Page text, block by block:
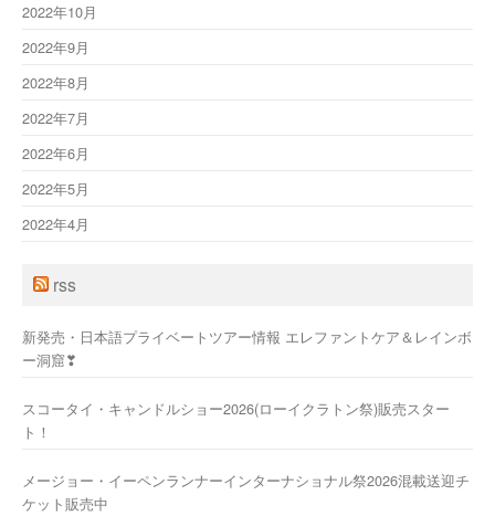
2022年10月
2022年9月
2022年8月
2022年7月
2022年6月
2022年5月
2022年4月
rss
新発売・日本語プライベートツアー情報 エレファントケア＆レインボ
ー洞窟❣
スコータイ・キャンドルショー2026(ローイクラトン祭)販売スター
ト！
メージョー・イーペンランナーインターナショナル祭2026混載送迎チ
ケット販売中